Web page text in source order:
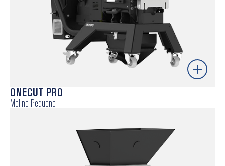
Molino de baja velocidad altamente eficiente, ideal
inyección, entre otros. Incorpora detección
inteligente de metales y niveles de ruido reducidos,
posicionándose como referencia en molinos de baja
ONECUT PRO
Molino Pequeño